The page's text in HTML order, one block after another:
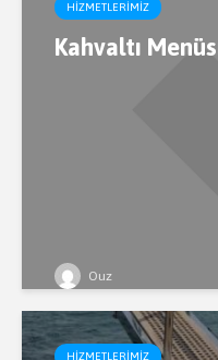
HIZMETLERIMIZ
Kahvaltı
Ouz
HIZMETLERIMIZ